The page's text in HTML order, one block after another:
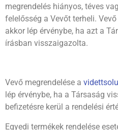
megrendelés hiányos, téves
felelősség a Vevőt terheli.
akkor lép érvénybe, ha azt a
írásban visszaigazolta.
Vevő megrendelése a
lép érvénybe, ha a Társaság
befizetésre kerül a rendelési
Egyedi termékek rendelése